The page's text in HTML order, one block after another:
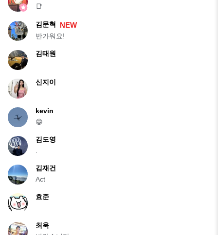
📑
김문혁 NEW
반가워요!
김태원
신지이
kevin
😁
김도영
김재건
Act
효준
최욱